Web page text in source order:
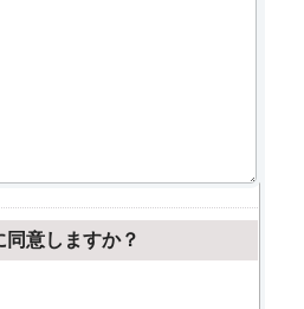
同意しますか？